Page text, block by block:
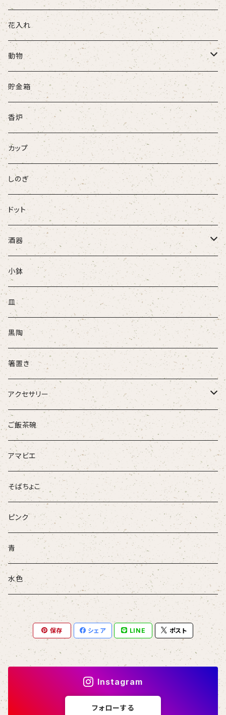
花入れ
動物
牛
ネコ
ウサギ
パンダ
貯金箱
香炉
カップ
しのぎ
ドット
酒器
ぐい吞
盃
酒注ぎ
小鉢
皿
黒陶
箸置き
アクセサリー
ループタイ
ブローチ
ご飯茶碗
アマビエ
そばちょこ
ピンク
青
水色
保存 シェア LINE ポスト
Instagram
フォローする